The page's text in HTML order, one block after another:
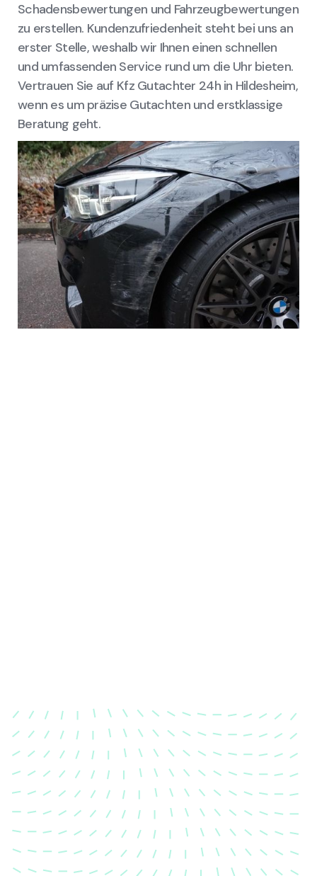
Schadensbewertungen und Fahrzeugbewertungen
zu erstellen. Kundenzufriedenheit steht bei uns an
erster Stelle, weshalb wir Ihnen einen schnellen
und umfassenden Service rund um die Uhr bieten.
Vertrauen Sie auf Kfz Gutachter 24h in Hildesheim,
wenn es um präzise Gutachten und erstklassige
Beratung geht.
Karosserievermessung
Unsere exakte Karosserievermessung stellt sicher,
dass Ihre Fahrzeugkarosserie nach einem Unfall
wieder in ihren ursprünglichen Zustand gebracht
wird.